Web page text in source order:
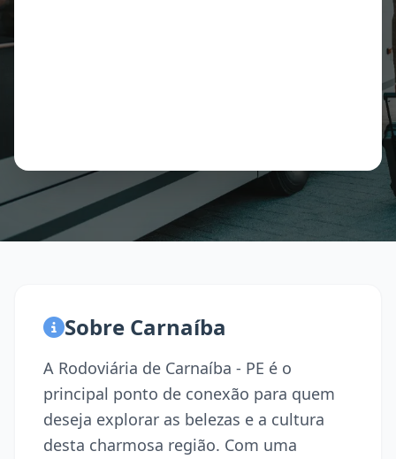
Sobre Carnaíba
A Rodoviária de Carnaíba - PE é o
principal ponto de conexão para quem
deseja explorar as belezas e a cultura
desta charmosa região. Com uma